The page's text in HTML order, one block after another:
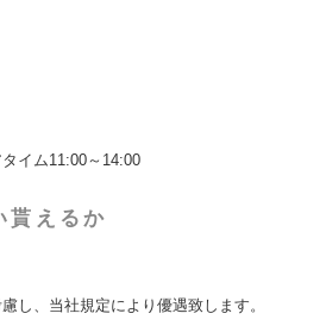
イム11:00～14:00
貰えるか
し、当社規定により優遇致します。